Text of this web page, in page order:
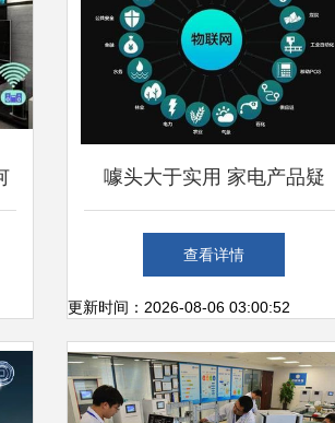
噱头大于实用 家电产品疑
似“伪智”重灾区——物联网技
术何去何从？
查看详情
更新时间：2026-08-06 03:00:52